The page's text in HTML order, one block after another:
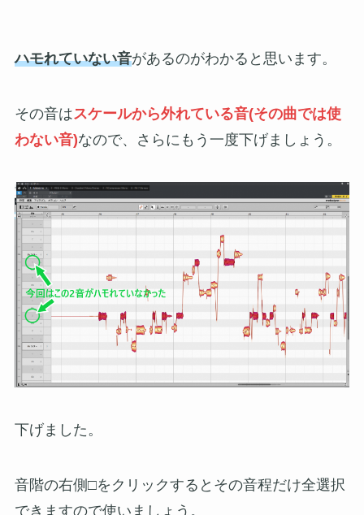
ハモれていない音があるのがわかると思います。
その音はスケールから外れている音(その曲では使
わない音)なので、さらにもう一度下げましょう。
下げました。
音階の右側□をクリックするとその音程だけ全選択
できますので使いましょう。